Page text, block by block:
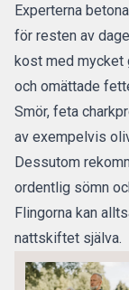
Experterna
för resten av
kost med mycket
och omättade
Smör, feta
av exempelvis
Dessutom
ordentlig sömn
Flingorna kan
nattskiftet själva.